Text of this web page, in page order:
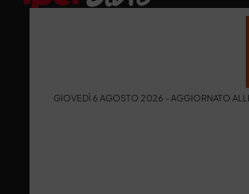
GIOVEDÌ 6 AGOSTO 2026 - AGGIORNATO